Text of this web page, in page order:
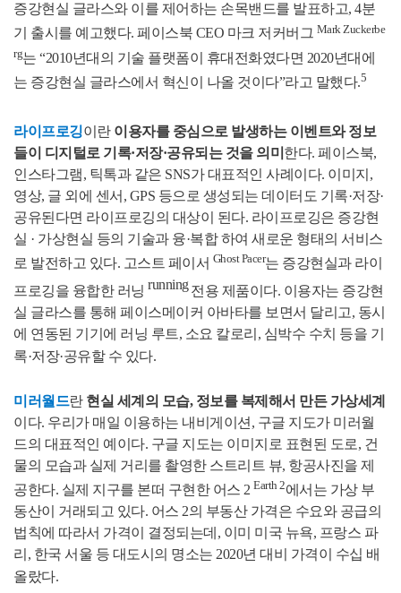
증강현실 글라스와 이를 제어하는 손목밴드를 발표하고, 4분
기 출시를 예고했다. 페이스북 CEO 마크 저커버그 Mark Zuckerbe
rg는 “2010년대의 기술 플랫폼이 휴대전화였다면 2020년대에
는 증강현실 글라스에서 혁신이 나올 것이다”라고 말했다.5
라이프로깅이란 이용자를 중심으로 발생하는 이벤트와 정보
들이 디지털로 기록·저장·공유되는 것을 의미 한다. 페이스북,
인스타그램, 틱톡과 같은 SNS가 대표적인 사례이다. 이미지,
영상, 글 외에 센서, GPS 등으로 생성되는 데이터도 기록·저장·
공유된다면 라이프로깅의 대상이 된다. 라이프로깅은 증강현
실 · 가상현실 등의 기술과 융·복합 하여 새로운 형태의 서비스
로 발전하고 있다. 고스트 페이서 Ghost Pacer는 증강현실과 라이
프로깅을 융합한 러닝 running 전용 제품이다. 이용자는 증강현
실 글라스를 통해 페이스메이커 아바타를 보면서 달리고, 동시
에 연동된 기기에 러닝 루트, 소요 칼로리, 심박수 수치 등을 기
록·저장·공유할 수 있다.
미러월드란 현실 세계의 모습, 정보를 복제해서 만든 가상세계
이다. 우리가 매일 이용하는 내비게이션, 구글 지도가 미러월
드의 대표적인 예이다. 구글 지도는 이미지로 표현된 도로, 건
물의 모습과 실제 거리를 촬영한 스트리트 뷰, 항공사진을 제
공한다. 실제 지구를 본떠 구현한 어스 2 Earth 2에서는 가상 부
동산이 거래되고 있다. 어스 2의 부동산 가격은 수요와 공급의
법칙에 따라서 가격이 결정되는데, 이미 미국 뉴욕, 프랑스 파
리, 한국 서울 등 대도시의 명소는 2020년 대비 가격이 수십 배
올랐다.